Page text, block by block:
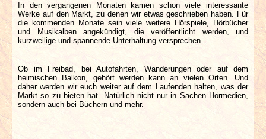
INTERVIEWS
SPECIALS
REDAKTION
LINKS
In den vergangenen Monaten kamen schon viele interessante
Werke auf den Markt, zu denen wir etwas geschrieben haben. Für
die kommenden Monate sein viele weitere Hörspiele, Hörbücher
und Musikalben angekündigt, die veröffentlicht werden, und
kurzweilige und spannende Unterhaltung versprechen.
Ob im Freibad, bei Autofahrten, Wanderungen oder auf dem
heimischen Balkon, gehört werden kann an vielen Orten. Und
daher werden wir euch weiter auf dem Laufenden halten, was der
Markt so zu bieten hat. Natürlich nicht nur in Sachen Hörmedien,
sondern auch bei Büchern und mehr.